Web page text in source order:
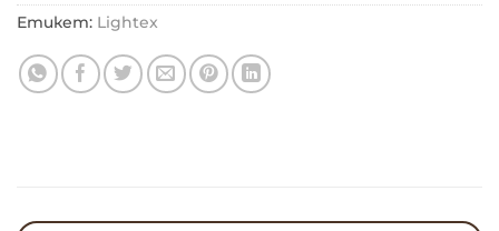
Етикет: Lightex